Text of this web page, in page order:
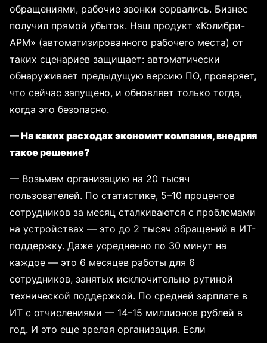
обращениями, рабочие звонки сорвались. Бизнес
получил прямой убыток. Наш продукт «Колибри-
АРМ» (автоматизированного рабочего места) от
таких сценариев защищает: автоматически
обнаруживает предыдущую версию ПО, проверяет,
что сейчас запущено, и обновляет только тогда,
когда это безопасно.
— На каких расходах экономит компания, внедряя
такое решение?
— Возьмем организацию на 20 тысяч
пользователей. По статистике, 5–10 процентов
сотрудников за месяц сталкиваются с проблемами
на устройствах — это до 2 тысяч обращений в ИT-
поддержку. Даже усредненно по 30 минут на
каждое — это 6 месяцев работы для 6
сотрудников, занятых исключительно рутиной
технической поддержкой. По средней зарплате в
ИT с отчислениями — 14–15 миллионов рублей в
год. И это еще зрелая организация. Если